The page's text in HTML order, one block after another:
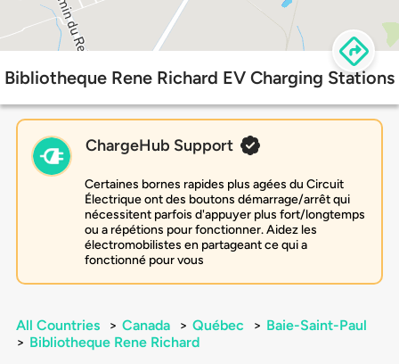
Bibliotheque Rene Richard EV Charging Stations
ChargeHub Support
Certaines bornes rapides plus agées du Circuit
Électrique ont des boutons démarrage/arrêt qui
nécessitent parfois d'appuyer plus fort/longtemps
ou a répétions pour fonctionner. Aidez les
électromobilistes en partageant ce qui a
fonctionné pour vous
All Countries > Canada > Québec > Baie-Saint-Paul
> Bibliotheque Rene Richard